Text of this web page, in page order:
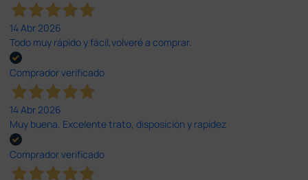
14 Abr 2026
Todo muy rápido y fácil,volveré a comprar.
Comprador verificado
14 Abr 2026
Muy buena. Excelente trato, disposición y rapidez
Comprador verificado